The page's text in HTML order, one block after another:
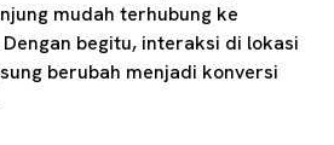
mudah terhubung ke
begitu, interaksi di lokasi
berubah menjadi konversi